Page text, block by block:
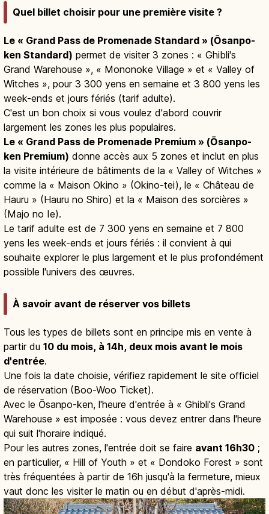
Quel billet choisir pour une première visite ?
Le « Grand Pass de Promenade Standard » (Ōsanpo-
ken Standard) permet de visiter 3 zones : « Ghibli's
Grand Warehouse », « Mononoke Village » et « Valley of
Witches », pour 3 300 yens en semaine et 3 800 yens les
week-ends et jours fériés (tarif adulte).
C'est un bon choix si vous voulez d'abord couvrir
largement les zones les plus populaires.
Le « Grand Pass de Promenade Premium » (Ōsanpo-
ken Premium) donne accès aux 5 zones et inclut en plus
la visite intérieure de bâtiments de la « Valley of Witches »
comme la « Maison Okino » (Okino-tei), le « Château de
Hauru » (Hauru no Shiro) et la « Maison des sorcières »
(Majo no Ie).
Le tarif adulte est de 7 300 yens en semaine et 7 800
yens les week-ends et jours fériés : il convient à qui
souhaite explorer le plus largement et le plus profondément
possible l'univers des œuvres.
À savoir avant de réserver vos billets
Tous les types de billets sont en principe mis en vente à
partir du 10 du mois, à 14h, deux mois avant le mois
d'entrée.
Une fois la date choisie, vérifiez rapidement le site officiel
de réservation (Boo-Woo Ticket).
Avec le Ōsanpo-ken, l'heure d'entrée à « Ghibli's Grand
Warehouse » est imposée : vous devez entrer dans l'heure
qui suit l'horaire indiqué.
Pour les autres zones, l'entrée doit se faire avant 16h30 ;
en particulier, « Hill of Youth » et « Dondoko Forest » sont
très fréquentées à partir de 16h jusqu'à la fermeture, mieux
vaut donc les visiter le matin ou en début d'après-midi.